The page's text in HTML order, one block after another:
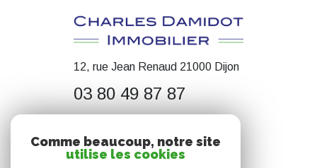
12, rue Jean Renaud 21000 Dijon
03 80 49 87 87
Comme beaucoup, notre site
utilise les cookies